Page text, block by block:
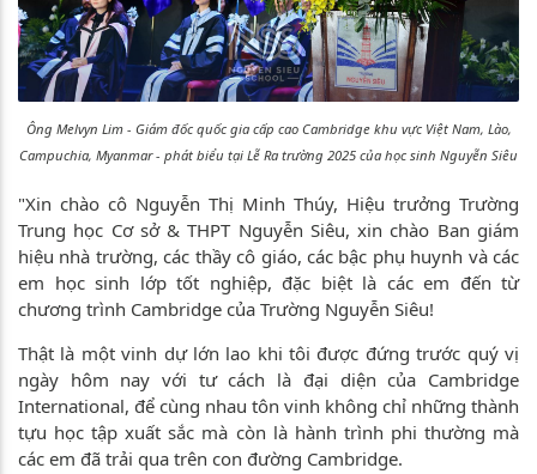
Ông Melvyn Lim - Giám đốc quốc gia cấp cao Cambridge khu vực Việt Nam, Lào,
Campuchia, Myanmar - phát biểu tại Lễ Ra trường 2025 của học sinh Nguyễn Siêu
"Xin chào cô Nguyễn Thị Minh Thúy, Hiệu trưởng Trường
Trung học Cơ sở & THPT Nguyễn Siêu, xin chào Ban giám
hiệu nhà trường, các thầy cô giáo, các bậc phụ huynh và các
em học sinh lớp tốt nghiệp, đặc biệt là các em đến từ
chương trình Cambridge của Trường Nguyễn Siêu!
Thật là một vinh dự lớn lao khi tôi được đứng trước quý vị
ngày hôm nay với tư cách là đại diện của Cambridge
International, để cùng nhau tôn vinh không chỉ những thành
tựu học tập xuất sắc mà còn là hành trình phi thường mà
các em đã trải qua trên con đường Cambridge.